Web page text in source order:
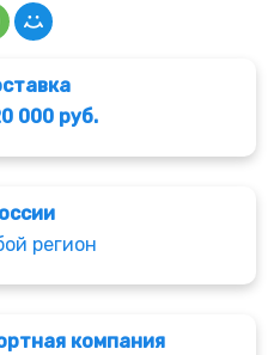
000 руб.
регион
компания